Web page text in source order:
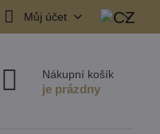
Můj účet
Nákupní košík